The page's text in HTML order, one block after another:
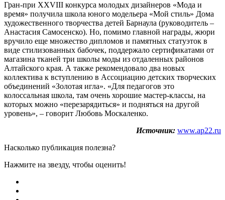
Гран-при ХХVIII конкурса молодых дизайнеров «Мода и
время» получила школа юного модельера «Мой стиль» Дома
художественного творчества детей Барнаула (руководитель –
Анастасия Самосенско). Но, помимо главной награды, жюри
вручило еще множество дипломов и памятных статуэток в
виде стилизованных бабочек, поддержало сертификатами от
магазина тканей три школы моды из отдаленных районов
Алтайского края. А также рекомендовало два новых
коллектива к вступлению в Ассоциацию детских творческих
объединений «Золотая игла». «Для педагогов это
колоссальная школа, там очень хорошие мастер-классы, на
которых можно «перезарядиться» и подняться на другой
уровень», – говорит Любовь Москаленко.
Источник: www.ap22.ru
Насколько публикация полезна?
Нажмите на звезду, чтобы оценить!